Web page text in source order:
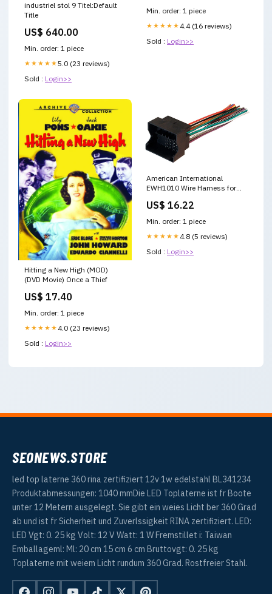
industriel stol 9 Titel:Default
Title
US$ 640.00
Min. order: 1 piece
★★★★★5.0 (23 reviews)
Sold : Login>>
Min. order: 1 piece
★★★★★ 4.4 (16 reviews)
Sold : Login>>
Hitting a New High (MOD)
(DVD Movie) Once a Thief
US$ 17.40
Min. order: 1 piece
★★★★★ 4.0 (23 reviews)
Sold : Login>>
American International
EWH1010 Wire Harness for
GA
US$ 16.22
Min. order: 1 piece
★★★★★ 4.8 (5 reviews)
Sold : Login>>
SEONEWS.STORE
led top laterne 360 rina zertifiziert 12v 1w edelstahl BL341234
Produktabmessungen: 1040 mmDie LED Toplaterne ist fr Boote
unter 12 Metern ausgelegt. Sie gibt ein weies Licht ber 360 Grad
ab und ist fr Sicherheit und Zuverlssigkeit RINA zertifiziert. LED:
LED Vgt: 0. 25 kg Volt: 12 V Watt: 1 W Fremstillet i: Taiwan
Emballageml: Ml: 20 cm 15 cm 6 cm Bruttovgt: 0. 25 kg
Toplaterne mit weiem Licht rundum 360 Grad. Rostfreier Stahl.